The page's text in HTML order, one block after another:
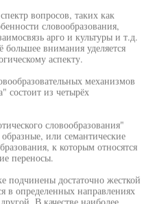
вопросов, таких как
словообразования,
арго и культуры и т.д.
внимания уделяется
аспекту.
механизмов
состоит из четырёх
словообразования"
или семантические
к которым относятся
переносы.
подчинены достаточно жесткой
в определенных направлениях